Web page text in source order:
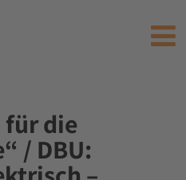
für die
/ DBU: